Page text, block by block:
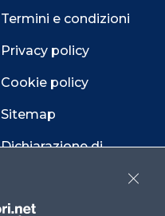
Termini e condizioni
Privacy policy
Cookie policy
Sitemap
Dichiarazione di
Cookie Center